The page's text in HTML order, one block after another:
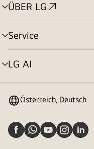
ÜBER LG
Menü
umschalten
Service
Menü
umschalten
LG AI
Menü
Österreich, Deutsch